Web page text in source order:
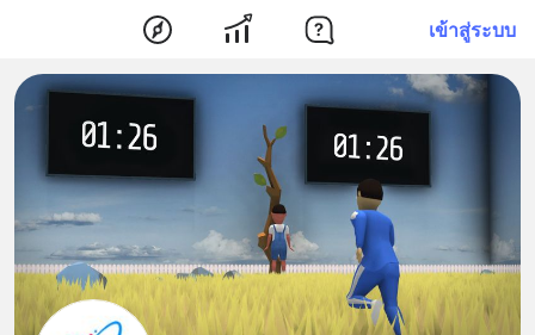
เข้าสู่ระบบ